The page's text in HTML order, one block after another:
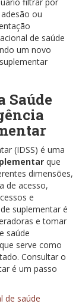
filtrar por
ou
de saúde
um novo
Saúde
(IDSS) é uma
que
dimensões,
de acesso,
e
suplementar é
e tomar
saúde
serve como
Consultar o
é um passo
de saúde